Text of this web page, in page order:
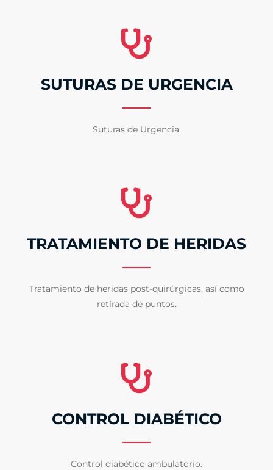
SUTURAS DE URGENCIA
Suturas de Urgencia.
TRATAMIENTO DE HERIDAS
Tratamiento de heridas post-quirúrgicas, así como
retirada de puntos.
CONTROL DIABÉTICO
Control diabético ambulatorio.